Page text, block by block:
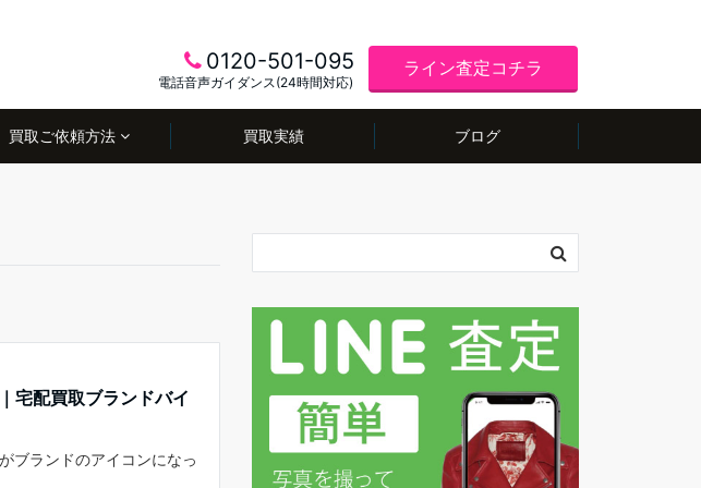
0120-501-095
電話音声ガイダンス(24時間対応)
ライン査定コチラ
買取ご依頼方法 買取実績 ブログ
宅配買取ブランドバイ
ブランドのアイコンになっ